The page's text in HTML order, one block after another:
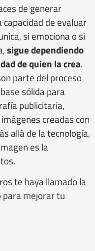
de generar
de evaluar
si emociona o si
sigue dependiendo
de quien la crea.
parte del proceso
sólida para
publicitaria,
creadas con
allá de la tecnología,
es la
te haya llamado la
para mejorar tu